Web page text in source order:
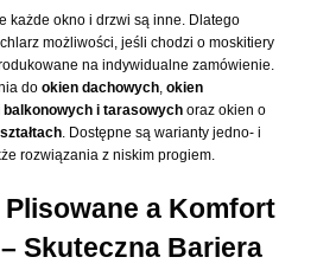
każde okno i drzwi są inne. Dlatego
możliwości, jeśli chodzi o moskitiery
na indywidualne zamówienie.
do okien dachowych okien
balkonowych i tarasowych oraz okien o
. Dostępne są warianty jedno- i
rozwiązania z niskim progiem.
a Komfort
Skuteczna Bariera